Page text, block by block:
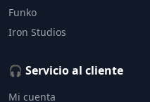
Funko
Iron Studios
🎧 Servicio al cliente
Mi cuenta